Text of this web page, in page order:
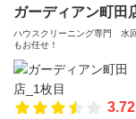
ガーディアン町田
ハウスクリーニング専門 水
もお任せ！
3.72